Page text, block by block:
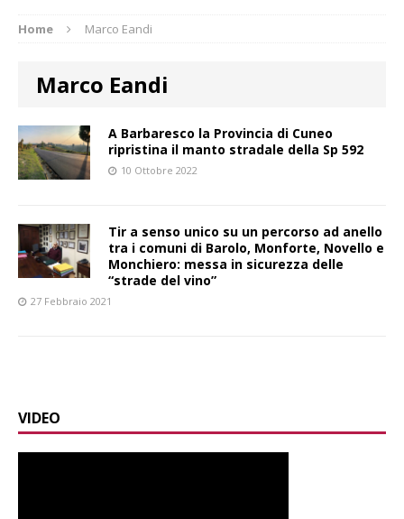
Home Marco Eandi
Marco Eandi
A Barbaresco la Provincia di Cuneo
ripristina il manto stradale della Sp 592
10 Ottobre 2022
Tir a senso unico su un percorso ad anello
tra i comuni di Barolo, Monforte, Novello e
Monchiero: messa in sicurezza delle
“strade del vino”
27 Febbraio 2021
VIDEO